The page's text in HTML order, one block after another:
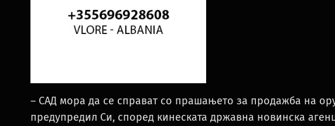
– САД мора да се справат со прашањето за продажба на
предупредил Си, според кинеската државна новинска